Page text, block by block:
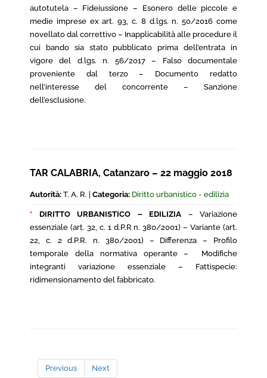
autotutela – Fideiussione – Esonero delle piccole e
medie imprese ex art. 93, c. 8 d.lgs. n. 50/2016 come
novellato dal correttivo – Inapplicabilità alle procedure il
cui bando sia stato pubblicato prima dell’entrata in
vigore del d.lgs. n. 56/2017 – Falso documentale
proveniente dal terzo – Documento redatto
nell’interesse del concorrente – Sanzione
dell’esclusione.
TAR CALABRIA, Catanzaro – 22 maggio 2018
Autorità: T. A. R. | Categoria: Diritto urbanistico - edilizia
* DIRITTO URBANISTICO – EDILIZIA – Variazione
essenziale (art. 32, c. 1 d.P.R n. 380/2001) – Variante (art.
22, c. 2 d.P.R. n. 380/2001) – Differenza – Profilo
temporale della normativa operante – Modifiche
integranti variazione essenziale – Fattispecie:
ridimensionamento del fabbricato.
Previous Next